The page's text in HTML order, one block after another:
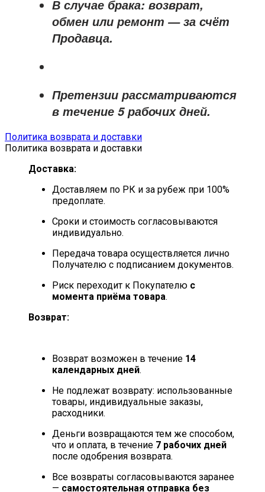
В случае брака: возврат,
обмен или ремонт —за счёт
Продавца.
Претензии рассматриваются
в течение 5 рабочих дней.
Политика возврата и доставки
Политика возврата и доставки
Доставка:
Доставляем по РК и за рубеж при 100%
предоплате.
Сроки и стоимость согласовываются
индивидуально.
Передача товара осуществляется лично
Получателю с подписанием документов.
Риск переходит к Покупателю с
момента приёма товара.
Возврат:
Возврат возможен в течение 14
календарных дней.
Не подлежат возврату: использованные
товары, индивидуальные заказы,
расходники.
Деньги возвращаются тем же способом,
что и оплата, в течение 7 рабочих дней
после одобрения возврата.
Все возвраты согласовываются заранее
— самостоятельная отправка без